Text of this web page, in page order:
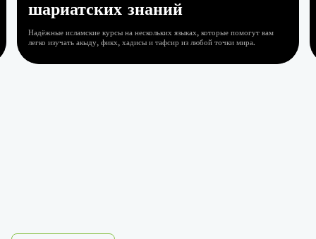
Откройте для себя тысячи надёжных исламских книг по акыде, фикху,
просмотром на нескольких языках, чтобы получать знания легко и
просто.